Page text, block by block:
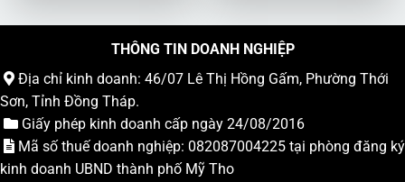
THÔNG TIN DOANH NGHIỆP
Địa chỉ kinh doanh: 46/07 Lê Thị Hồng Gấm, Phường Thới
Sơn, Tỉnh Đồng Tháp.
Giấy phép kinh doanh cấp ngày 24/08/2016
Mã số thuế doanh nghiệp: 082087004225 tại phòng đăng ký
kinh doanh UBND thành phố Mỹ Tho